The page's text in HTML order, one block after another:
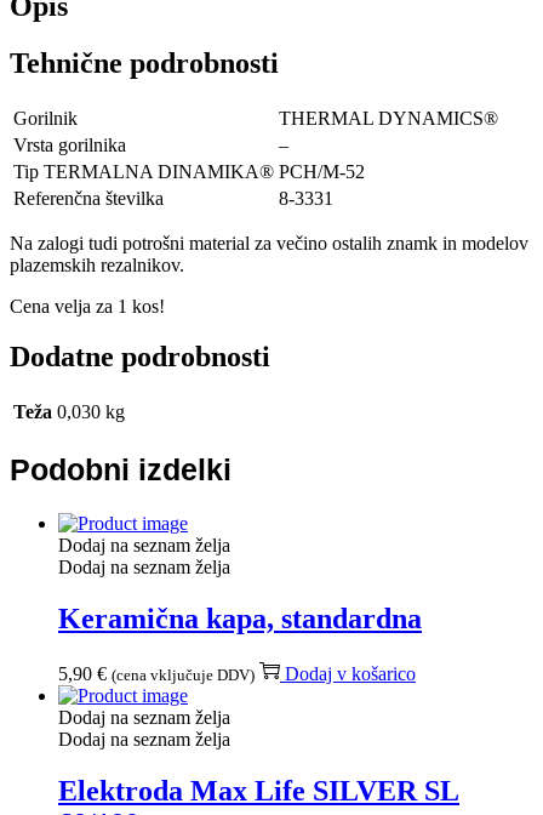
Tehnične podrobnosti
Gorilnik
THERMAL DYNAMICS®
Vrsta gorilnika
–
Tip TERMALNA DINAMIKA® PCH/M-52
Referenčna številka
8-3331
Na zalogi tudi potrošni material za večino ostalih znamk in modelov
plazemskih rezalnikov.
Cena velja za 1 kos!
Dodatne podrobnosti
Teža 0,030 kg
Podobni izdelki
Dodaj na seznam želja
Dodaj na seznam želja
Keramična kapa, standardna
5,90 € (cena vključuje DDV) Dodaj v košarico
Dodaj na seznam želja
Dodaj na seznam želja
Elektroda Max Life SILVER SL